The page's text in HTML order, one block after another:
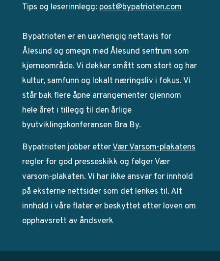
Tips og leserinnlegg: post@bypatrioten.com
Bypatrioten er en uavhengig nettavis for
Ålesund og omegn med Ålesund sentrum som
kjerneområde. Vi dekker smått som stort og har
kultur, samfunn og lokalt næringsliv i fokus. Vi
står bak flere åpne arrangementer gjennom
hele året i tillegg til den årlige
byutviklingskonferansen Bra By.
Bypatrioten jobber etterVær Varsom-plakatens
regler for god presseskikk og følger Vær
varsom-plakaten. Vi har ikke ansvar for innhold
på eksterne nettsider som det lenkes til. Alt
innhold i våre flater er beskyttet etter loven om
opphavsrett av åndsverk